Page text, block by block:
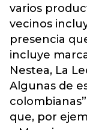
varios
vecinos
presencia
incluye
Nestea, La
Algunas de
que, por